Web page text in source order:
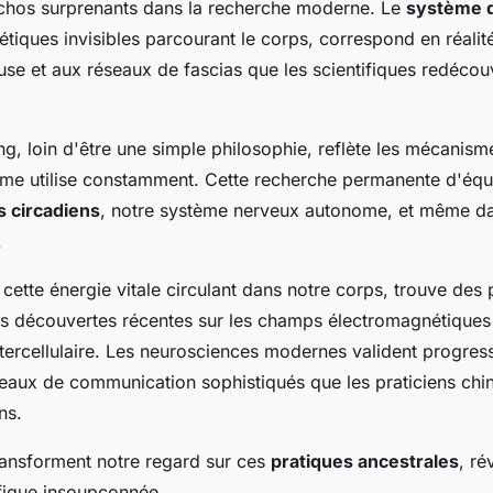
surprenants dans la recherche moderne. Le système
invisibles parcourant le corps, correspond en
et aux réseaux de fascias que les scientifiques
loin d'être une simple philosophie, reflète les
utilise constamment. Cette recherche permanente
circadiens, notre système nerveux autonome, et même
énergie vitale circulant dans notre corps, trouve des
découvertes récentes sur les champs
Les neurosciences modernes valident
de communication sophistiqués que les praticiens
notre regard sur ces pratiques ancestrales,